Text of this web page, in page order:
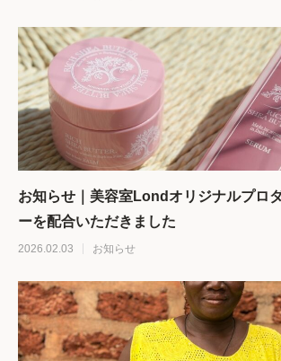
お知らせ｜美容室Londオリジナルプロ
ーを配合いただきました
2026.02.03 お知らせ